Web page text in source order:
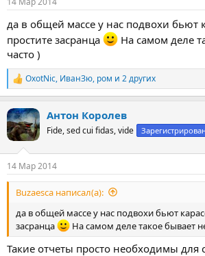
да в общей массе у нас подвохи бьют
простите засранца
На самом деле
часто )
Р
е
к
ц
и
OxotNic, ИванЗю, ром и 2 других
Антон Королев
Fide, sed cui fidas, vide
14 Мар 2014
Buzaesca написал(а):
да в общей массе у нас подвохи бьют
засранца
На самом деле такое бывает
Такие отчеты просто необходимы для